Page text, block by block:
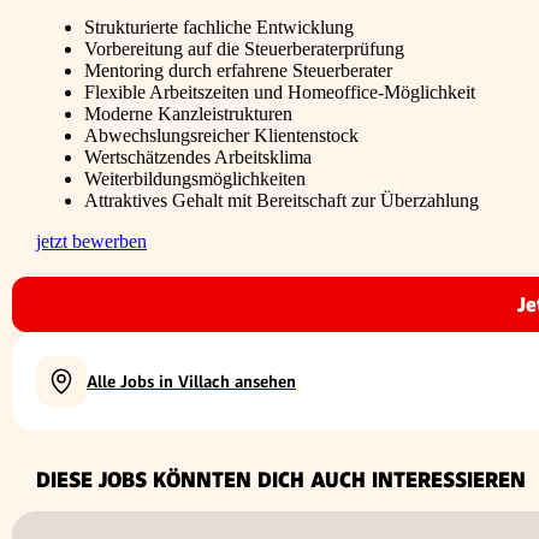
Strukturierte fachliche Entwicklung
Vorbereitung auf die Steuerberaterprüfung
Mentoring durch erfahrene Steuerberater
Flexible Arbeitszeiten und Homeoffice-Möglichkeit
Moderne Kanzleistrukturen
Abwechslungsreicher Klientenstock
Wertschätzendes Arbeitsklima
Weiterbildungsmöglichkeiten
Attraktives Gehalt mit Bereitschaft zur Überzahlung
jetzt bewerben
Alle Jobs in Villach ansehen
DIESE JOBS KÖNNTEN DICH AUCH INTERESSIEREN